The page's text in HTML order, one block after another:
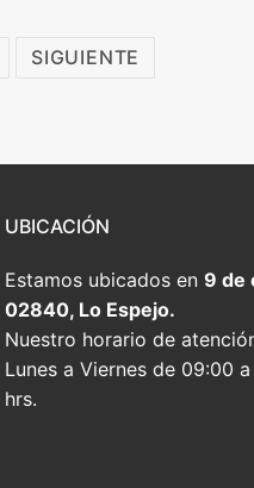
SIGUIENTE
UBICACIÓN
Estamos ubicados en 9 de
02840, Lo Espejo.
Nuestro horario de
Lunes a Viernes de 09:00 a
hrs.